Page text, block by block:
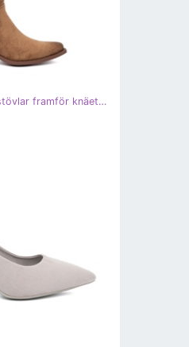
Seastar Openwork -stövlar framför knäet brun